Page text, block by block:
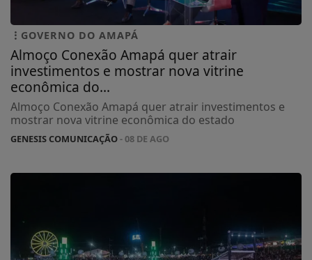
GOVERNO DO AMAPÁ
Almoço Conexão Amapá quer atrair
investimentos e mostrar nova vitrine
econômica do...
Almoço Conexão Amapá quer atrair investimentos e
mostrar nova vitrine econômica do estado
GENESIS COMUNICAÇÃO- 08 DE AGO